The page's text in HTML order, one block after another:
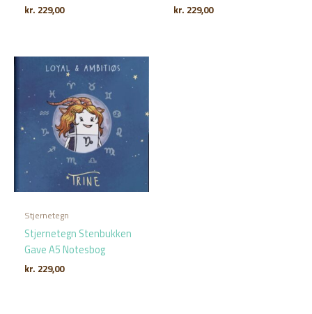
kr. 229,00 kr. 229,00
Stjernetegn
Stjernetegn Stenbukken
Gave A5 Notesbog
kr. 229,00